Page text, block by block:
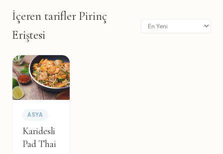
İçeren tarifler Pirinç
Eriştesi
ASYA
Karidesli
Pad Thai